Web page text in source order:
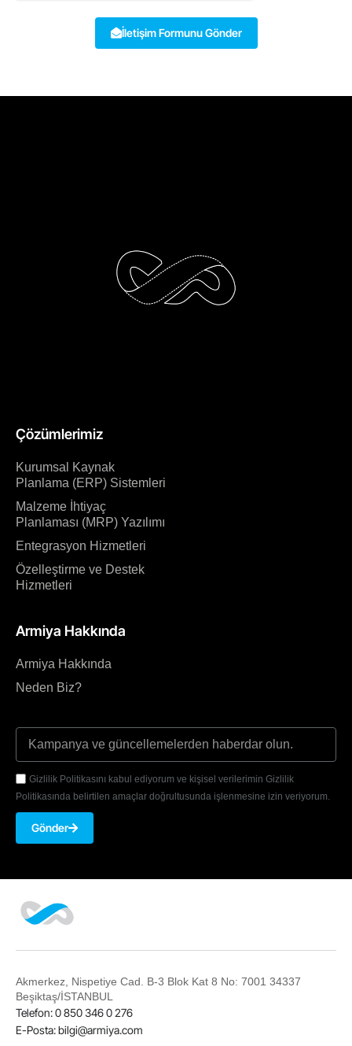
İletişim Formunu Gönder
Çözümlerimiz
Kurumsal Kaynak
Planlama (ERP) Sistemleri
Malzeme İhtiyaç
Planlaması (MRP) Yazılımı
Entegrasyon Hizmetleri
Özelleştirme ve Destek
Hizmetleri
Armiya Hakkında
Armiya Hakkında
Neden Biz?
Gizlilik Politikasını kabul ediyorum ve kişisel verilerimin Gizlilik
Politikasında belirtilen amaçlar doğrultusunda işlenmesine izin veriyorum.
Gönder
Akmerkez, Nispetiye Cad. B-3 Blok Kat 8 No: 7001 34337
Beşiktaş/İSTANBUL
Telefon: 0 850 346 0 276
E-Posta:bilgi@armiya.com